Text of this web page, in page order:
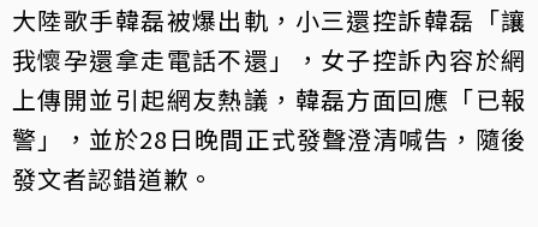
大陸歌手韓磊被爆出軌，小三還控訴韓磊「讓
我懷孕還拿走電話不還」，女子控訴內容於網
上傳開並引起網友熱議，韓磊方面回應「已報
警」，並於28日晚間正式發聲澄清喊告，隨後
發文者認錯道歉。